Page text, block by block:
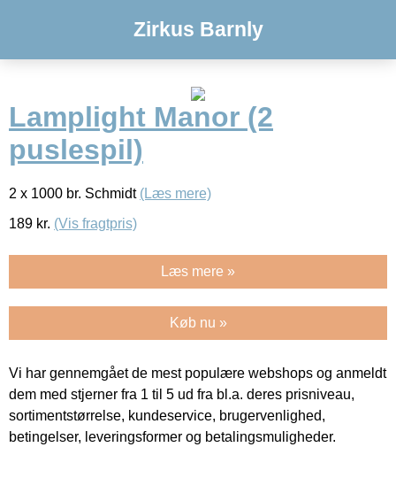
Zirkus Barnly
Lamplight Manor (2
puslespil)
2 x 1000 br. Schmidt (Læs mere)
189 kr. (Vis fragtpris)
Læs mere »
Køb nu »
Vi har gennemgået de mest populære webshops og anmeldt
dem med stjerner fra 1 til 5 ud fra bl.a. deres prisniveau,
sortimentstørrelse, kundeservice, brugervenlighed,
betingelser, leveringsformer og betalingsmuligheder.